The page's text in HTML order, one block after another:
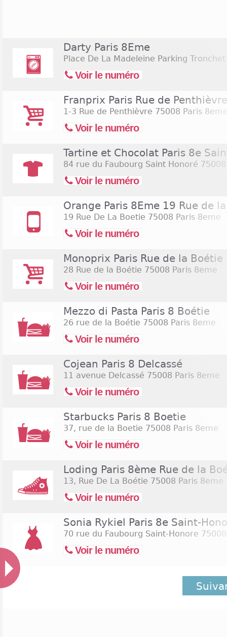
23h et tous les dimanches de 9h à 13h. Il y a
ouverts les dimanches dans le 8ème
Darty Paris 8Eme
Place De La Madeleine Parking Tronchet
Voir le numéro
Franprix Paris Rue de Penthièvre
1-3 Rue de Penthièvre 75008 Paris
Voir le numéro
Tartine et Chocolat Paris 8e
84 rue du Faubourg Saint Honoré
Voir le numéro
Orange Paris 8Eme 19 Rue de
19 Rue De La Boetie 75008 Paris 8eme
Voir le numéro
Monoprix Paris Rue de la Boétie
28 Rue de la Boétie 75008 Paris 8eme
Voir le numéro
Mezzo di Pasta Paris 8 Boétie
26 rue de la Boétie 75008 Paris 8eme
Voir le numéro
Cojean Paris 8 Delcassé
11 avenue Delcassé 75008 Paris 8eme
Voir le numéro
Starbucks Paris 8 Boetie
37, rue de la Boetie 75008 Paris 8eme
Voir le numéro
Loding Paris 8ème Rue de la
13, Rue De La Boétie 75008 Paris 8eme
Voir le numéro
Sonia Rykiel Paris 8e Saint-
70 rue du Faubourg Saint-Honore
Voir le numéro